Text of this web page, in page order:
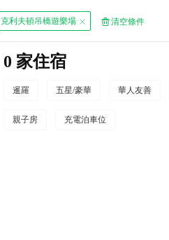
克利夫頓吊橋遊樂場 清空條件
0 家住宿
暹羅 五星/豪華 華人友善
親子房 充電泊車位